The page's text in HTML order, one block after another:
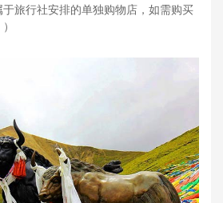
旅行社安排的单独购物店，如需购买